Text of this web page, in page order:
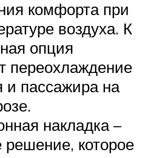
комфорта при
воздуха. К
опция
переохлаждение
и пассажира на
накладка –
решение, которое